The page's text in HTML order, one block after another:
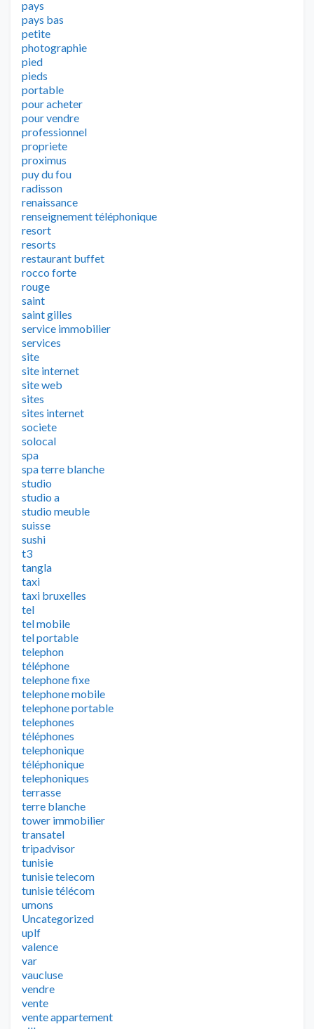
pays
pays bas
petite
photographie
pied
pieds
portable
pour acheter
pour vendre
professionnel
propriete
proximus
puy du fou
radisson
renaissance
renseignement téléphonique
resort
resorts
restaurant buffet
rocco forte
rouge
saint
saint gilles
service immobilier
services
site
site internet
site web
sites
sites internet
societe
solocal
spa
spa terre blanche
studio
studio a
studio meuble
suisse
sushi
t3
tangla
taxi
taxi bruxelles
tel
tel mobile
tel portable
telephon
téléphone
telephone fixe
telephone mobile
telephone portable
telephones
téléphones
telephonique
téléphonique
telephoniques
terrasse
terre blanche
tower immobilier
transatel
tripadvisor
tunisie
tunisie telecom
tunisie télécom
umons
Uncategorized
uplf
valence
var
vaucluse
vendre
vente
vente appartement